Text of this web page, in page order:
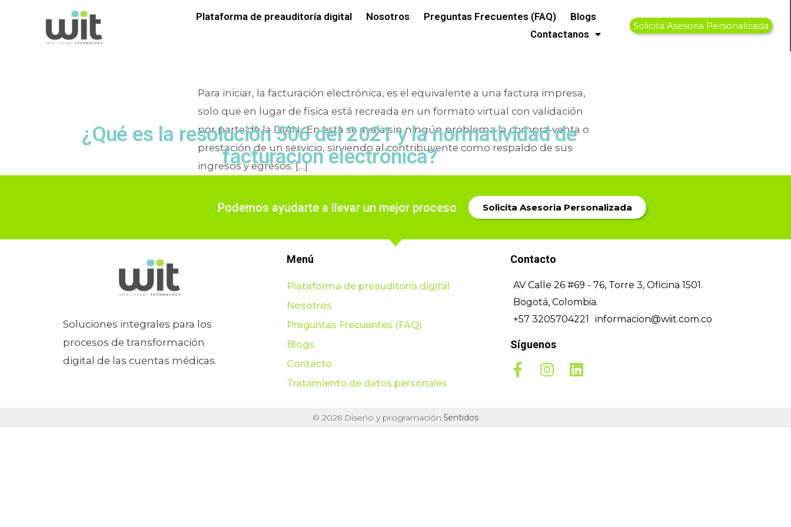
Plataforma de preauditoría digital Nosotros Preguntas Frecuentes (FAQ)
Blogs
Contactanos
Solicita Asesoria Personalizada
Etiqueta:Resolución 506
¿Qué es la resolución 506 del 2021 y la normatividad de
facturación electrónica?
Automatización de los procesos
Facturación
Digital,Soluciones para IPS,Soluciones para la
automatización
Para iniciar, la facturación electrónica, es el equivalente a una factura impresa,
solo que en lugar de física está recreada en un formato virtual con validación
por parte de la DIAN. En esta se avala sin ningún problema la compra-venta o
prestación de un servicio, sirviendo al contribuyente como respaldo de sus
ingresos y egresos. […]
Podemos ayudarte a llevar un mejor proceso Solicita Asesoria Personalizada
Soluciones integrales para los
procesos de transformación
digital de las cuentas médicas.
Menú
Plataforma de preauditoría digital
Nosotros
Preguntas Frecuentes (FAQ)
Blogs
Contacto
Tratamiento de datos personales
Contacto
AV Calle 26 #69 - 76, Torre 3, Oficina 1501.
Bogotá, Colombia.
+57 3205704221
informacion@wiit.com.co
Síguenos
© 2026 Diseño y programación 5entidos